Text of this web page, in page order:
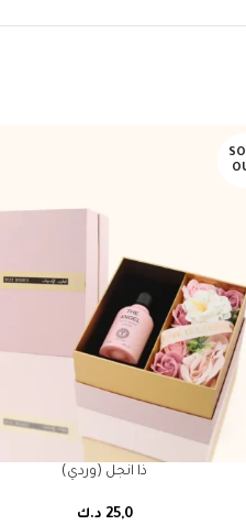
ذا انجل (وردي)
25,0 د.ك